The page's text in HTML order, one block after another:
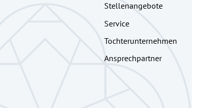
Stellenangebote
Service
Tochterunternehmen
Ansprechpartner